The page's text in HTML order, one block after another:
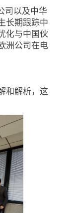
司以及中华
长期跟踪中
化与中国伙
洲公司在电
和解析，这